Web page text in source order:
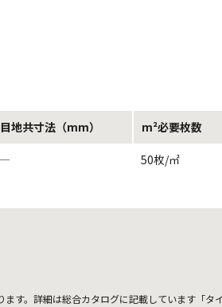
目地共寸法（mm） m²必要枚数
― 50枚/㎡
。詳細は総合カタログに記載しています「タ